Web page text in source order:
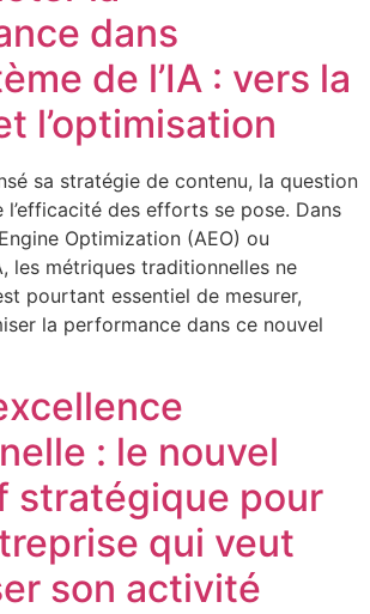
dans
de l’IA : vers la
l’optimisation
sa stratégie de contenu, la question
l’efficacité des efforts se pose. Dans
Optimization (AEO) ou
les métriques traditionnelles ne
pourtant essentiel de mesurer,
la performance dans ce nouvel
: le nouvel
stratégique pour
qui veut
son activité